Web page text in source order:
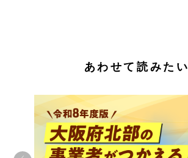
あわせて読みたい